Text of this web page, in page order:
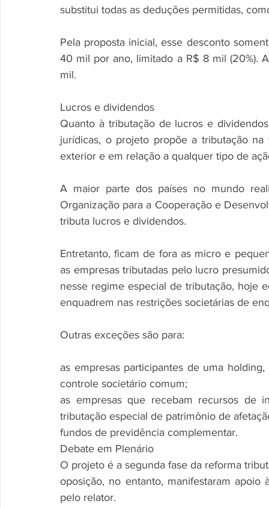
substitui todas as deduções permitidas,
Pela proposta inicial, esse desconto
40 mil por ano, limitado a R$ 8 mil (20%).
mil.
Lucros e dividendos
Quanto à tributação de lucros e
jurídicas, o projeto propõe a tributação
exterior e em relação a qualquer tipo de
A maior parte dos países no mundo
Organização para a Cooperação e
tributa lucros e dividendos.
Entretanto, ficam de fora as micro e
as empresas tributadas pelo lucro
nesse regime especial de tributação, hoje
enquadrem nas restrições societárias de
Outras exceções são para:
as empresas participantes de uma
controle societário comum;
as empresas que recebam recursos de
tributação especial de patrimônio de
fundos de previdência complementar.
Debate em Plenário
O projeto é a segunda fase da reforma
oposição, no entanto, manifestaram
pelo relator.